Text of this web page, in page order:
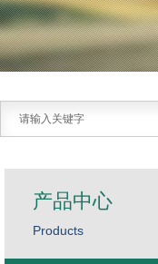
产品中心
Products